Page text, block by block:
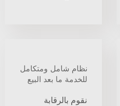
نظام شامل ومتكامل
للخدمة ما بعد البيع
نقوم بالرقابة